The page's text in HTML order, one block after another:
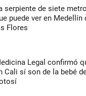
serpiente de siete
puede ver en Medellín
Flores
Legal confirmó
Cali sí son de la bebé